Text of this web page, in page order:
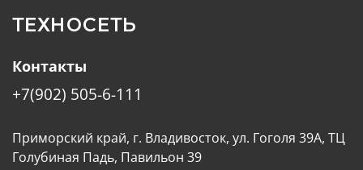
ТЕХНОСЕТЬ
Контакты
+7(902) 505-6-111
Приморский край, г. Владивосток, ул. Гоголя 39А, ТЦ
Голубиная Падь, Павильон 39